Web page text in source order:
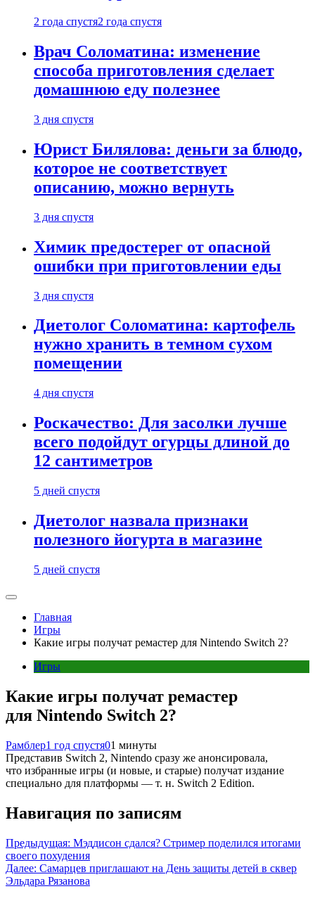
2 года спустя2 года спустя
Врач Соломатина: изменение
способа приготовления сделает
домашнюю еду полезнее
3 дня спустя
Юрист Билялова: деньги за блюдо,
которое не соответствует
описанию, можно вернуть
3 дня спустя
Химик предостерег от опасной
ошибки при приготовлении еды
3 дня спустя
Диетолог Соломатина: картофель
нужно хранить в темном сухом
помещении
4 дня спустя
Роскачество: Для засолки лучше
всего подойдут огурцы длиной до
12 сантиметров
5 дней спустя
Диетолог назвала признаки
полезного йогурта в магазине
5 дней спустя
Главная
Игры
Какие игры получат ремастер для Nintendo Switch 2?
Игры
Какие игры получат ремастер
для Nintendo Switch 2?
Рамблер1 год спустя01 минуты
Представив Switch 2, Nintendo сразу же анонсировала,
что избранные игры (и новые, и старые) получат издание
специально для платформы — т. н. Switch 2 Edition.
Навигация по записям
Предыдущая: Мэддисон сдался? Стример поделился итогами
своего похудения
Далее: Самарцев приглашают на День защиты детей в сквер
Эльдара Рязанова